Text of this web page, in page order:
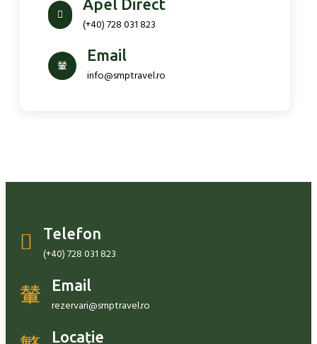
Apel Direct
(+40) 728 031 823
Email
info@smptravel.ro
Telefon
(+40) 728 031 823
Email
rezervari@smptravel.ro
Locație